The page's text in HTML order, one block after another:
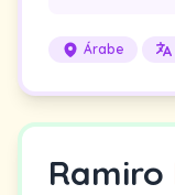
Árabe
Ramiro